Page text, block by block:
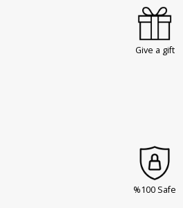
Give a gift
%100 Safe